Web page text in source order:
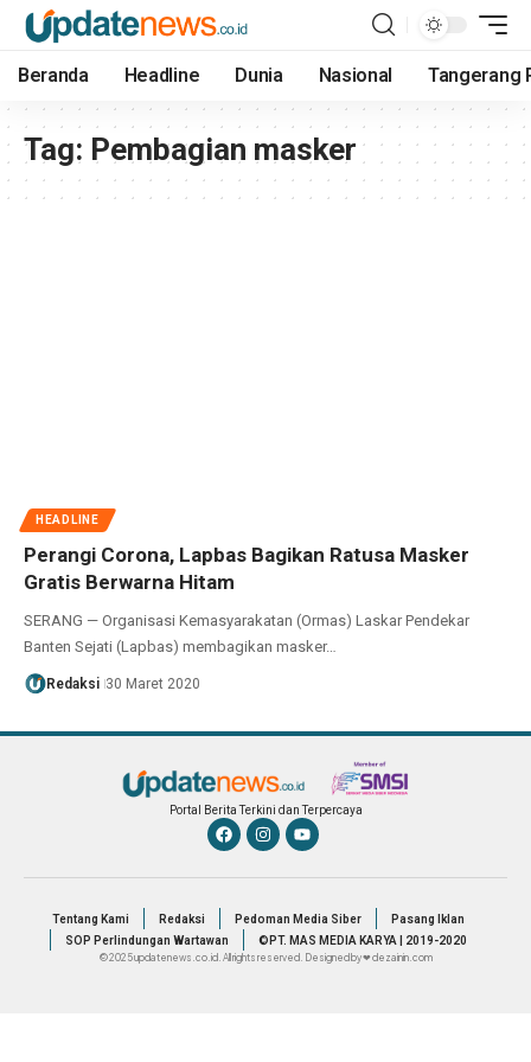
Beranda Headline Dunia Nasional Tangerang
Tag: Pembagian masker
HEADLINE
Perangi Corona, Lapbas Bagikan Ratusa Masker
Gratis Berwarna Hitam
SERANG — Organisasi Kemasyarakatan (Ormas) Laskar Pendekar
Banten Sejati (Lapbas) membagikan masker…
Redaksi 30 Maret 2020
Portal Berita Terkini dan Terpercaya
Tentang Kami Redaksi Pedoman Media Siber
Pasang Iklan
SOP Perlindungan Wartawan
©PT. MAS MEDIA KARYA | 2019-2020
© 2025 updatenews.co.id. All rights reserved. Designed by ❤ dezainin.com